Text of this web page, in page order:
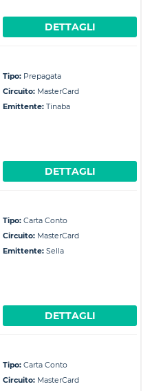
DETTAGLI
Tipo: Prepagata
Circuito: MasterCard
Emittente: Tinaba
DETTAGLI
Tipo: Carta Conto
Circuito: MasterCard
Emittente: Sella
DETTAGLI
Tipo: Carta Conto
Circuito: MasterCard